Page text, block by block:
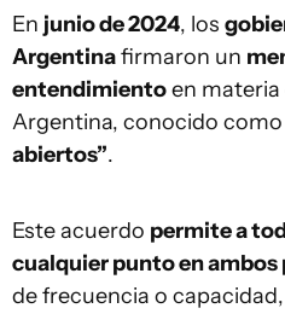
En junio de 2024, los
Argentinafirmaron un
entendimientoen materia
Argentina, conocido como
abiertos”.
Este acuerdo permite a
cualquier punto en ambos
de frecuencia o capacidad,